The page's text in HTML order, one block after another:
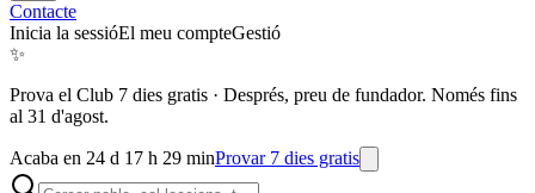
Contacte
Inicia la sessióEl meu compteGestió
✨
Prova el Club 7 dies gratis · Després, preu de fundador. Només fins
al 31 d'agost.
Acaba en 24 d 17 h 29 minProvar 7 dies gratis